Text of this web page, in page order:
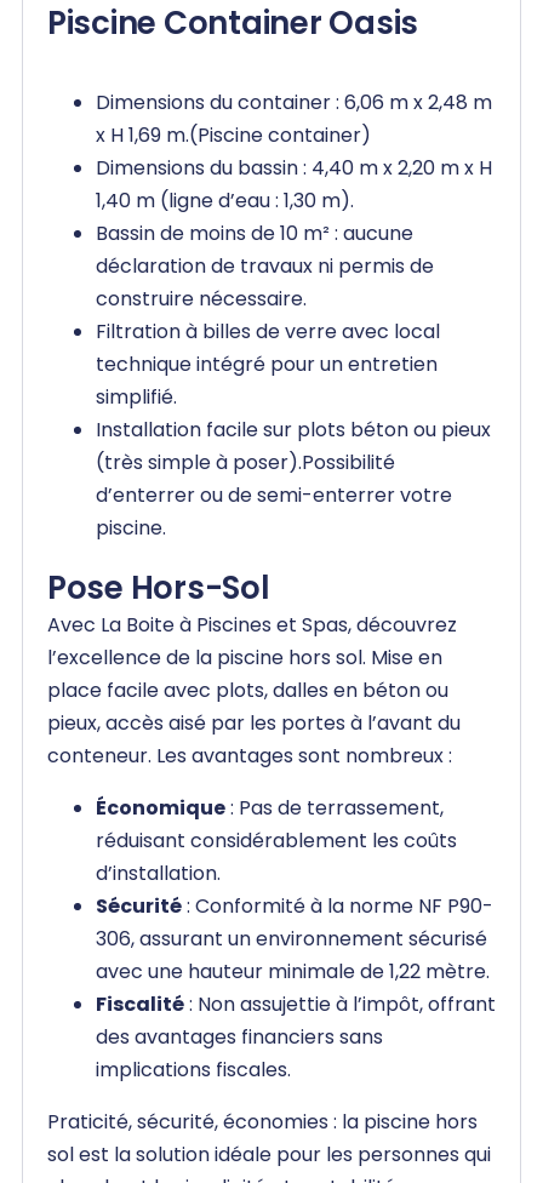
Piscine Container Oasis
Dimensions du container : 6,06 m x 2,48 m
x H 1,69 m.(Piscine container)
Dimensions du bassin : 4,40 m x 2,20 m x H
1,40 m (ligne d’eau : 1,30 m).
Bassin de moins de 10 m² : aucune
déclaration de travaux ni permis de
construire nécessaire.
Filtration à billes de verre avec local
technique intégré pour un entretien
simplifié.
Installation facile sur plots béton ou pieux
(très simple à poser).Possibilité
d’enterrer ou de semi-enterrer votre
piscine.
Pose Hors-Sol
Avec La Boite à Piscines et Spas, découvrez
l’excellence de la piscine hors sol. Mise en
place facile avec plots, dalles en béton ou
pieux, accès aisé par les portes à l’avant du
conteneur. Les avantages sont nombreux :
Économique: Pas de terrassement,
réduisant considérablement les coûts
d’installation.
Sécurité: Conformité à la norme NF P90-
306, assurant un environnement sécurisé
avec une hauteur minimale de 1,22 mètre.
Fiscalité: Non assujettie à l’impôt, offrant
des avantages financiers sans
implications fiscales.
Praticité, sécurité, économies : la piscine hors
sol est la solution idéale pour les personnes qui